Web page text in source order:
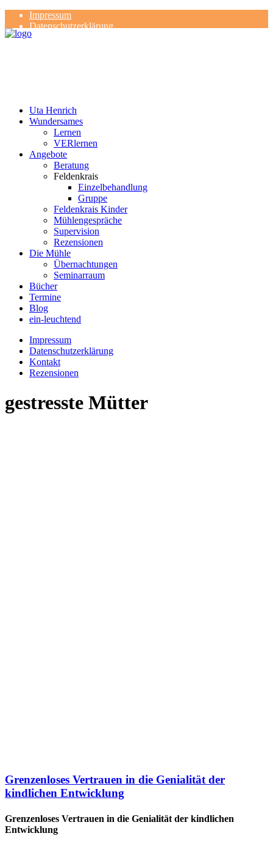
Impressum
Datenschutzerklärung
Kontakt
Uta Henrich
Wundersames
Lernen
VERlernen
Angebote
Beratung
Feldenkrais
Einzelbehandlung
Gruppe
Feldenkrais Kinder
Mühlengespräche
Supervision
Rezensionen
Die Mühle
Übernachtungen
Seminarraum
Bücher
Termine
Blog
ein-leuchtend
Impressum
Datenschutzerklärung
Kontakt
Rezensionen
gestresste Mütter
Grenzenloses Vertrauen in die Genialität der
kindlichen Entwicklung
Grenzenloses Vertrauen in die Genialität der kindlichen
Entwicklung